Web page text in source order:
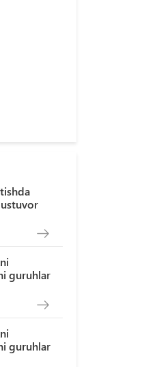
guruhlar
guruhlar